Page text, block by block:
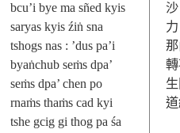
bcu’i bye ma sñed kyis
saryas kyis źiṅ sna
tshogs nas : ’dus pa’i
byaṅchub seṁs dpa’
seṁs dpa’ chen po
rnaṁs thaṁs cad kyi
tshe gcig gi thog pa śa